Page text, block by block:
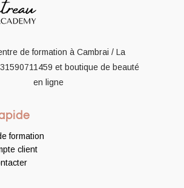
de formation à Cambrai / La
et boutique de beauté
en ligne
formation
client